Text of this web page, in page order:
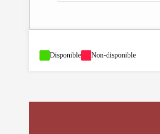
Disponible Non-disponible